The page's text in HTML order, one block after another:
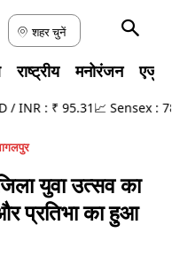
शहर चुनें
राष्ट्रीय मनोरंजन
: ₹ 95.31📈 Sensex :
युवा उत्सव का
प्रतिभा का हुआ